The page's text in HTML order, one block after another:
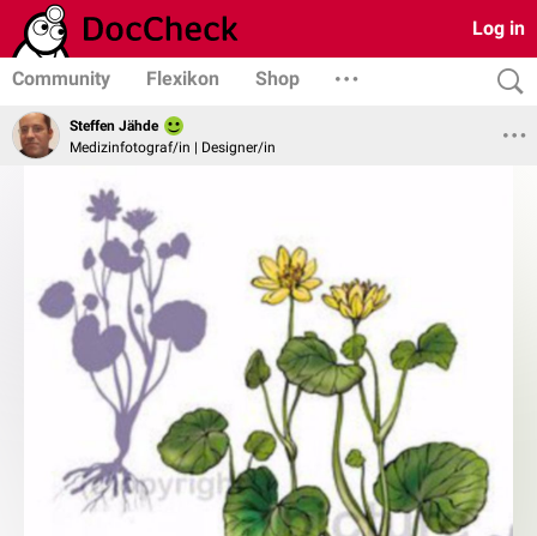
Log in
Community Flexikon Shop
Steffen Jähde
Medizinfotograf/in | Designer/in